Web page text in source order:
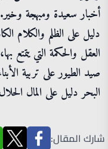
أخبار سعيدة ومبهجة
دليل على الظلم والكلام
العقل والحكمة التي يتمتع
صيد الطيور على تربية
البحر دليل على المال
شارك المقال: